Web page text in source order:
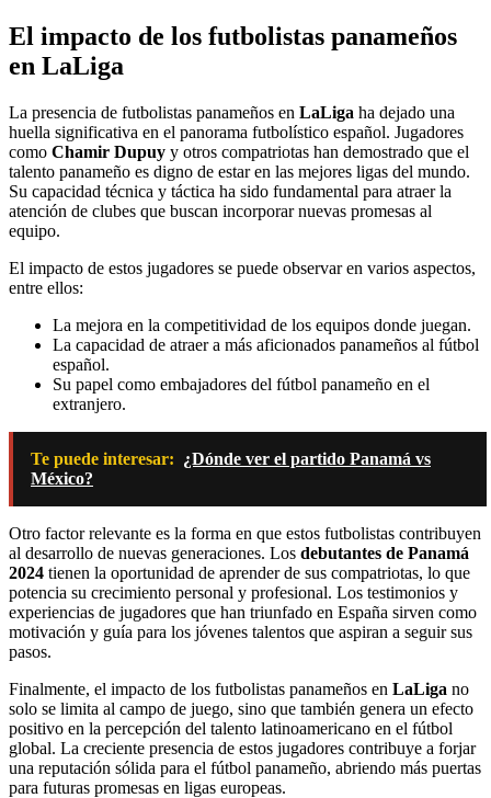
El impacto de los futbolistas panameños
en LaLiga
La presencia de futbolistas panameños en LaLiga ha dejado una
huella significativa en el panorama futbolístico español. Jugadores
como Chamir Dupuy y otros compatriotas han demostrado que el
talento panameño es digno de estar en las mejores ligas del mundo.
Su capacidad técnica y táctica ha sido fundamental para atraer la
atención de clubes que buscan incorporar nuevas promesas al
equipo.
El impacto de estos jugadores se puede observar en varios aspectos,
entre ellos:
La mejora en la competitividad de los equipos donde juegan.
La capacidad de atraer a más aficionados panameños al fútbol
español.
Su papel como embajadores del fútbol panameño en el
extranjero.
Te puede interesar: ¿Dónde ver el partido Panamá vs
México?
Otro factor relevante es la forma en que estos futbolistas contribuyen
al desarrollo de nuevas generaciones. Los debutantes de Panamá
2024 tienen la oportunidad de aprender de sus compatriotas, lo que
potencia su crecimiento personal y profesional. Los testimonios y
experiencias de jugadores que han triunfado en España sirven como
motivación y guía para los jóvenes talentos que aspiran a seguir sus
pasos.
Finalmente, el impacto de los futbolistas panameños en LaLiga no
solo se limita al campo de juego, sino que también genera un efecto
positivo en la percepción del talento latinoamericano en el fútbol
global. La creciente presencia de estos jugadores contribuye a forjar
una reputación sólida para el fútbol panameño, abriendo más puertas
para futuras promesas en ligas europeas.